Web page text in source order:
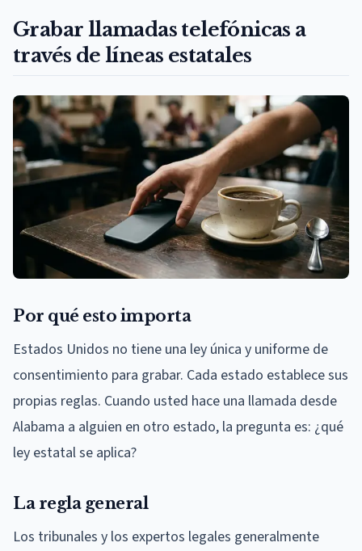
Grabar llamadas telefónicas a
través de líneas estatales
Por qué esto importa
Estados Unidos no tiene una ley única y uniforme de
consentimiento para grabar. Cada estado establece sus
propias reglas. Cuando usted hace una llamada desde
Alabama a alguien en otro estado, la pregunta es: ¿qué
ley estatal se aplica?
La regla general
Los tribunales y los expertos legales generalmente